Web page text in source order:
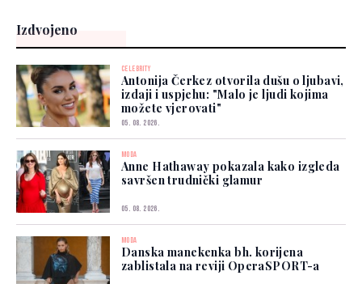
Izdvojeno
CELEBRITY
Antonija Čerkez otvorila dušu o ljubavi,
izdaji i uspjehu: "Malo je ljudi kojima
možete vjerovati"
05. 08. 2026.
MODA
Anne Hathaway pokazala kako izgleda
savršen trudnički glamur
05. 08. 2026.
MODA
Danska manekenka bh. korijena
zablistala na reviji OperaSPORT-a